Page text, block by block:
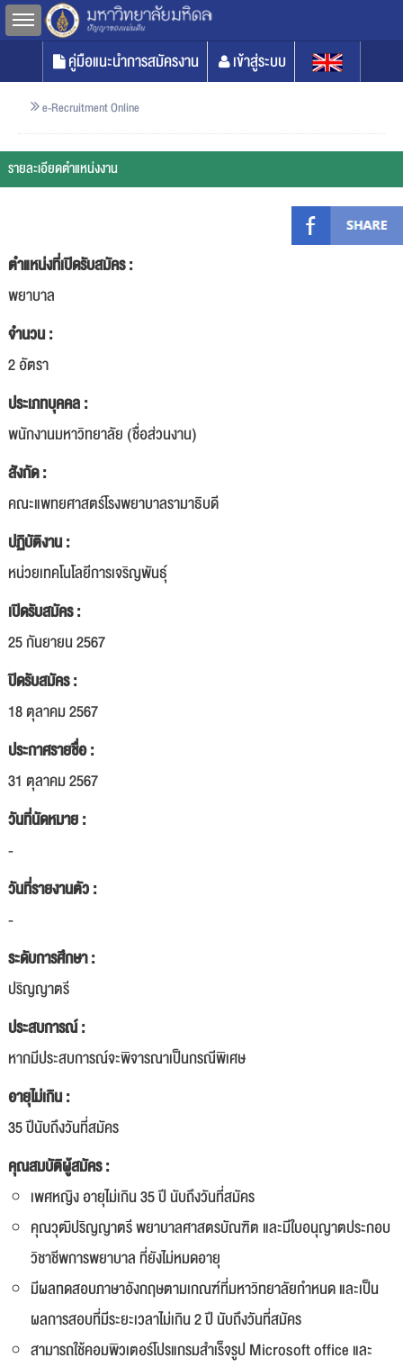
Toggle sidebar
คู่มือแนะนำการสมัครงาน
เข้าสู่ระบบ
e-Recruitment Online
รายละเอียดตำแหน่งงาน
ตำแหน่งที่เปิดรับสมัคร :
พยาบาล
จำนวน :
2 อัตรา
ประเภทบุคคล :
พนักงานมหาวิทยาลัย (ชื่อส่วนงาน)
สังกัด :
คณะแพทยศาสตร์โรงพยาบาลรามาธิบดี
ปฏิบัติงาน :
หน่วยเทคโนโลยีการเจริญพันธุ์
เปิดรับสมัคร :
25 กันยายน 2567
ปิดรับสมัคร :
18 ตุลาคม 2567
ประกาศรายชื่อ :
31 ตุลาคม 2567
วันที่นัดหมาย :
-
วันที่รายงานตัว :
-
ระดับการศึกษา :
ปริญญาตรี
ประสบการณ์ :
หากมีประสบการณ์จะพิจารณาเป็นกรณีพิเศษ
อายุไม่เกิน :
35 ปีนับถึงวันที่สมัคร
คุณสมบัติผู้สมัคร :
เพศหญิง อายุไม่เกิน 35 ปี นับถึงวันที่สมัคร
คุณวุฒิปริญญาตรี พยาบาลศาสตรบัณฑิต และมีใบอนุญาตประกอบ
วิชาชีพการพยาบาล ที่ยังไม่หมดอายุ
มีผลทดสอบภาษาอังกฤษตามเกณฑ์ที่มหาวิทยาลัยกำหนด และเป็น
ผลการสอบที่มีระยะเวลาไม่เกิน 2 ปี นับถึงวันที่สมัคร
สามารถใช้คอมพิวเตอร์โปรแกรมสำเร็จรูป Microsoft office และ